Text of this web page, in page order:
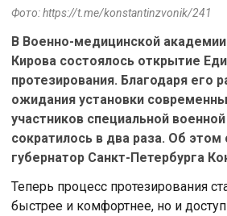
Фото: https://t.me/konstantinzvonik/241
В Военно-медицинской
Кирова состоялось открытие
протезирования. Благодаря его
ожидания установки
участников специальной
сократилось в два раза. Об
губернатор Санкт-Петербурга
Теперь процесс протезирования
быстрее и комфортнее, но и